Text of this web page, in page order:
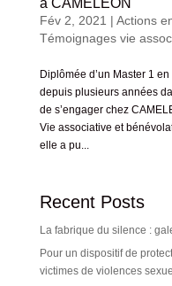
à CAMELEON
Fév 2, 2021 | Actions
Témoignages vie
Diplômée d’un Master 1
depuis plusieurs années
de s’engager chez
Vie associative et
elle a pu...
Recent Posts
La fabrique du silence :
Pour un dispositif de
victimes de violences